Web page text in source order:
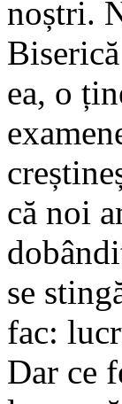
noștri.
ea, o
că noi
se
fac:
Dar ce